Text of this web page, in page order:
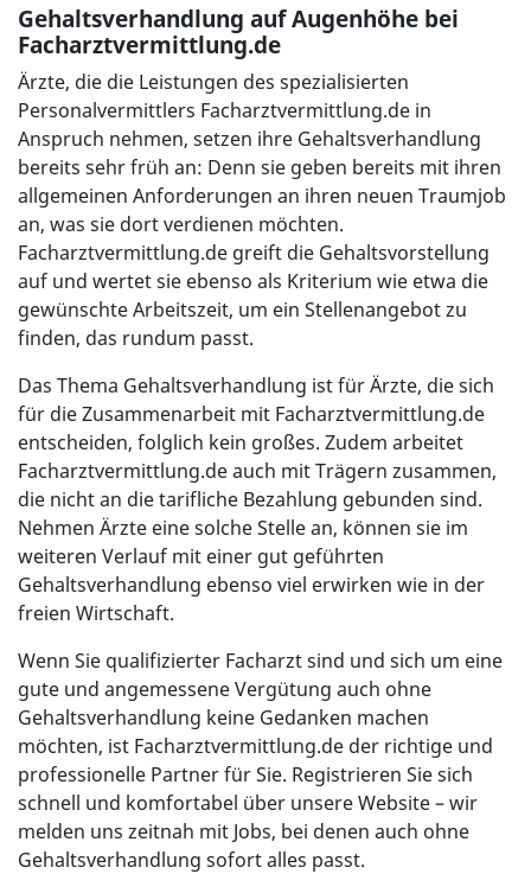
Gehaltsverhandlung auf Augenhöhe bei
Facharztvermittlung.de
Ärzte, die die Leistungen des spezialisierten
Personalvermittlers Facharztvermittlung.de in
Anspruch nehmen, setzen ihre Gehaltsverhandlung
bereits sehr früh an: Denn sie geben bereits mit ihren
allgemeinen Anforderungen an ihren neuen Traumjob
an, was sie dort verdienen möchten.
Facharztvermittlung.de greift die Gehaltsvorstellung
auf und wertet sie ebenso als Kriterium wie etwa die
gewünschte Arbeitszeit, um ein Stellenangebot zu
finden, das rundum passt.
Das Thema Gehaltsverhandlung ist für Ärzte, die sich
für die Zusammenarbeit mit Facharztvermittlung.de
entscheiden, folglich kein großes. Zudem arbeitet
Facharztvermittlung.de auch mit Trägern zusammen,
die nicht an die tarifliche Bezahlung gebunden sind.
Nehmen Ärzte eine solche Stelle an, können sie im
weiteren Verlauf mit einer gut geführten
Gehaltsverhandlung ebenso viel erwirken wie in der
freien Wirtschaft.
Wenn Sie qualifizierter Facharzt sind und sich um eine
gute und angemessene Vergütung auch ohne
Gehaltsverhandlung keine Gedanken machen
möchten, ist Facharztvermittlung.de der richtige und
professionelle Partner für Sie. Registrieren Sie sich
schnell und komfortabel über unsere Website – wir
melden uns zeitnah mit Jobs, bei denen auch ohne
Gehaltsverhandlung sofort alles passt.